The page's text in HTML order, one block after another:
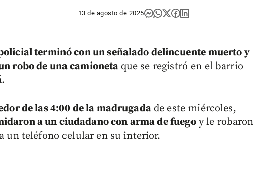
13 de agosto de 2025
terminó con un señalado delincuente muerto y
robo de una camioneta que se registró en el barrio
de las 4:00 de la madrugadade este miércoles,
a un ciudadano con arma de fuego y le robaron
un teléfono celular en su interior.